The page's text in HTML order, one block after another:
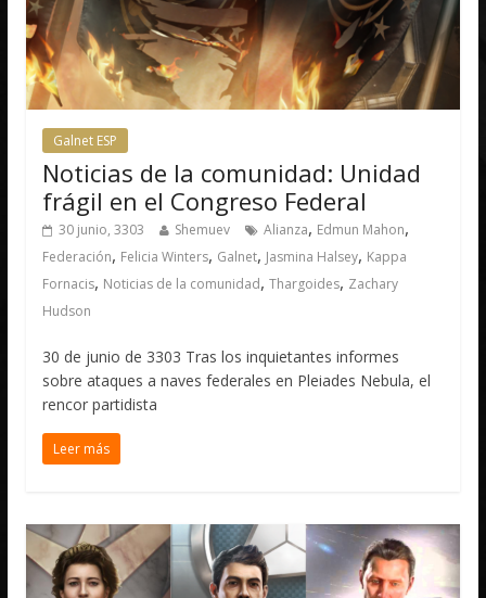
Galnet ESP
Noticias de la comunidad: Unidad
frágil en el Congreso Federal
30 junio, 3303 Shemuev Alianza, Edmun Mahon,
Federación, Felicia Winters, Galnet, Jasmina Halsey, Kappa
Fornacis, Noticias de la comunidad,Thargoides, Zachary
Hudson
30 de junio de 3303 Tras los inquietantes informes
sobre ataques a naves federales en Pleiades Nebula, el
rencor partidista
Leer más